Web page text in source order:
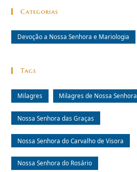
Categorias
Devoção a Nossa Senhora e Mariologia
Tags
Milagres Milagres de Nossa Senhora
Nossa Senhora das Graças
Nossa Senhora do Carvalho de Visora
Nossa Senhora do Rosário